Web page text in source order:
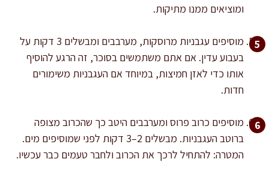
ומוציאים ממנו מתיקות.
מוסיפים עגבניות מרוסקות, מערבבים ומבשלים 3 דקות על
בעבוע עדין. אם אתם משתמשים בסוכר, זה הרגע להוסיף
אותו כדי לאזן חמיצות, במיוחד אם העגבניות משימורים
חדות.
מוסיפים כרוב פרוס ומערבבים היטב כך שהכרוב מצופה
ברוטב העגבניות. מבשלים 2–3 דקות לפני שמוסיפים מים.
המטרה: להתחיל לרכך את הכרוב ולחבר טעמים כבר עכשיו.